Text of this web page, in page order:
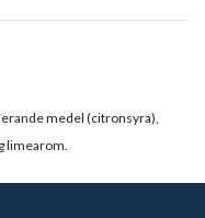
medel (citronsyra),
limearom.